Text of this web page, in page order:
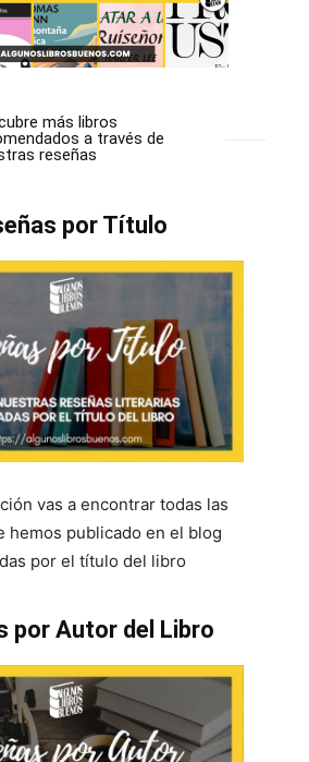
más libros
a través de
reseñas
por Título
vas a encontrar todas las
hemos publicado en el blog
por el título del libro
por Autor del Libro